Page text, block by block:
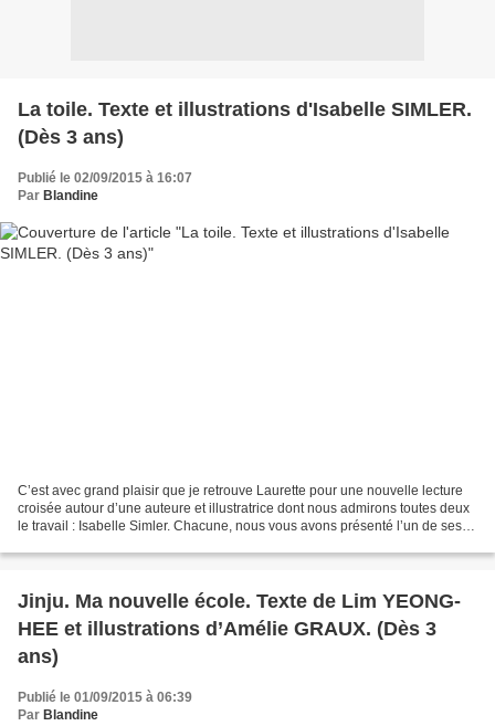
La toile. Texte et illustrations d'Isabelle SIMLER.
(Dès 3 ans)
Publié le 02/09/2015 à 16:07
Par Blandine
C’est avec grand plaisir que je retrouve Laurette pour une nouvelle lecture
croisée autour d’une auteure et illustratrice dont nous admirons toutes deux
le travail : Isabelle Simler. Chacune, nous vous avons présenté l’un de ses
Jinju. Ma nouvelle école. Texte de Lim YEONG-
HEE et illustrations d’Amélie GRAUX. (Dès 3
ans)
Publié le 01/09/2015 à 06:39
Par Blandine